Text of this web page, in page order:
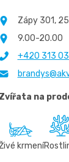
Zápy 301,
9.00-20.00
+420 313
Zvířata na
krmení